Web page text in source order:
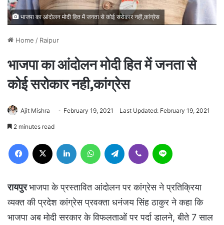
भाजपा का आंदोलन मोदी हित में जनता से कोई सरोकार नही,कांग्रेस
Home / Raipur
भाजपा का आंदोलन मोदी हित में जनता से
कोई सरोकार नही,कांग्रेस
Ajit Mishra February 19, 2021 Last Updated: February 19, 2021
2 minutes read
Facebook LinkedIn WhatsAppTelegram Viber
रायपुरभाजपा के प्रस्तावित आंदोलन पर कांग्रेस ने प्रतिक्रिया
व्यक्त की प्रदेश कांग्रेस प्रवक्ता धनंजय सिंह ठाकुर ने कहा कि
भाजपा अब मोदी सरकार के विफलताओं पर पर्दा डालने, बीते 7 साल